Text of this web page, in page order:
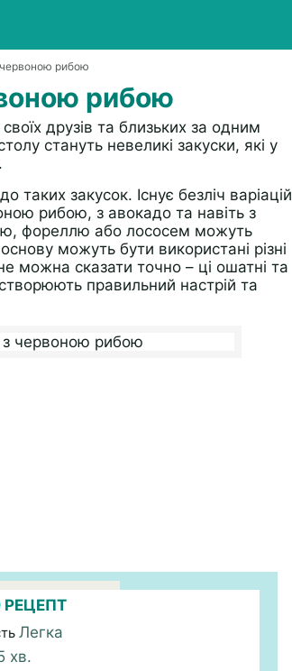
рибою
рибою
друзів та близьких за одним
стануть невеликі закуски, які у
закусок. Існує безліч варіацій
рибою, з авокадо та навіть з
фореллю або лососем можуть
можуть бути використані різні
можна сказати точно – ці ошатні та
правильний настрій та
Легка
хв.